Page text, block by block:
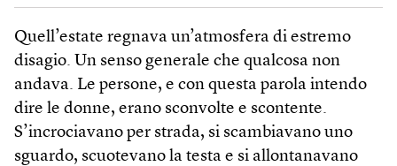
Quell’estate regnava un’atmosfera di estremo
disagio. Un senso generale che qualcosa non
andava. Le persone, e con questa parola intendo
dire le donne, erano sconvolte e scontente.
S’incrociavano per strada, si scambiavano uno
sguardo, scuotevano la testa e si allontanavano